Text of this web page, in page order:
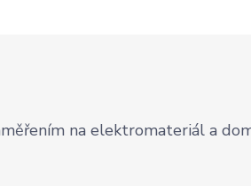
na elektromateriál a